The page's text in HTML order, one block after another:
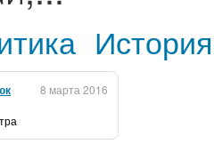
История
8 марта 2016